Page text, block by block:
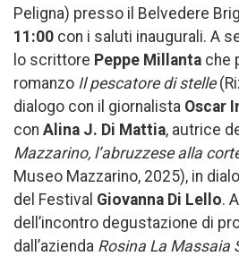
Peligna) presso il Belvedere
11:00 con i saluti inaugurali. A
lo scrittore Peppe Millanta che
romanzo Il pescatore di stelle
dialogo con il giornalista Oscar
con Alina J. Di Mattia, autrice
Mazzarino, l’abruzzese alla
Museo Mazzarino, 2025), in
del Festival Giovanna Di Lello.
dell’incontro degustazione di
dall’azienda Rosina La Massaia